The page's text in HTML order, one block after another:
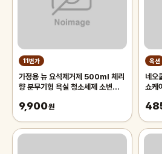
11번가
가정용 뉴 요석제거제 500ml 체리
향 분무기형 욕실 청소세제 소변기
청소 남자 화장실 배변판 냄새 악취
9,900원
옥션
네
쇼케
페쇼